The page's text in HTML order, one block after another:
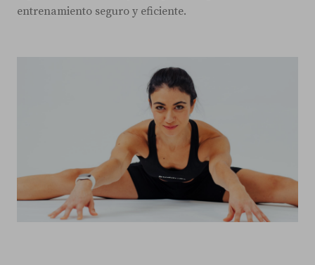
entrenamiento seguro y eficiente.